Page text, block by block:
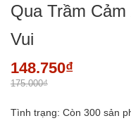
Qua Trầm
Vui
148.750₫
175.000₫
Tình trạng: Còn 300 sản